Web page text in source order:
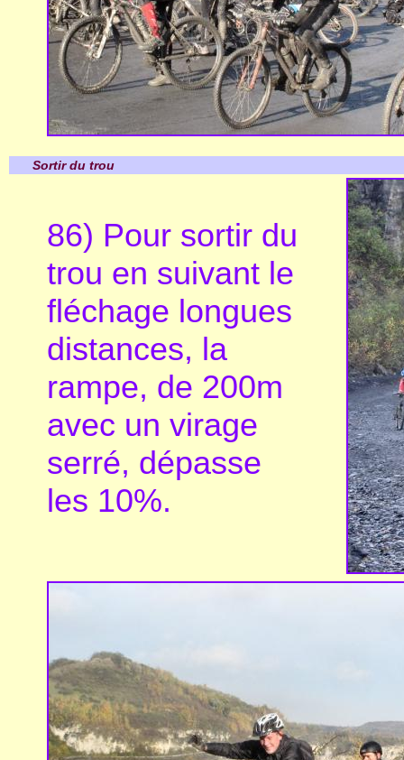
Sortir du trou
86) Pour sortir du
trou en suivant le
fléchage longues
distances, la
rampe, de 200m
avec un virage
serré, dépasse
les 10%.